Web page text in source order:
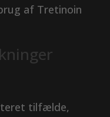
af Tretinoin
tilfælde,